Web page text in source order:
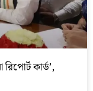
কার্ড’,